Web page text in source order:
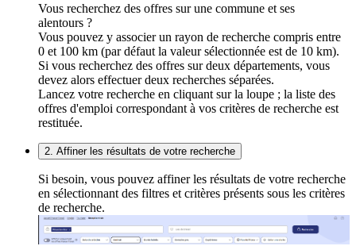
Vous recherchez des offres sur une commune et ses
alentours ?
Vous pouvez y associer un rayon de recherche compris entre
0 et 100 km (par défaut la valeur sélectionnée est de 10 km).
Si vous recherchez des offres sur deux départements, vous
devez alors effectuer deux recherches séparées.
Lancez votre recherche en cliquant sur la loupe ; la liste des
offres d'emploi correspondant à vos critères de recherche est
restituée.
2. Affiner les résultats de votre recherche
Si besoin, vous pouvez affiner les résultats de votre recherche
en sélectionnant des filtres et critères présents sous les critères
de recherche.